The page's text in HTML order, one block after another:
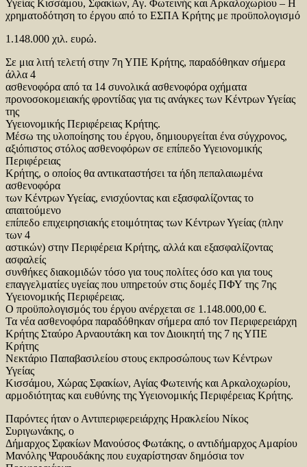
Υγείας Κισσάμου, Σφακίων, Αγ. Φωτεινής και Αρκαλοχωρίου – Η
χρηματοδότηση το έργου από το ΕΣΠΑ Κρήτης με προϋπολογισμό
1.148.000 χιλ. ευρώ.
Σε μια λιτή τελετή στην 7η ΥΠΕ Κρήτης, παραδόθηκαν σήμερα
άλλα 4
ασθενοφόρα από τα 14 συνολικά ασθενοφόρα οχήματα
προνοσοκομειακής φροντίδας για τις ανάγκες των Κέντρων Υγείας
της
Υγειονομικής Περιφέρειας Κρήτης.
Μέσω της υλοποίησης του έργου, δημιουργείται ένα σύγχρονος,
αξιόπιστος στόλος ασθενοφόρων σε επίπεδο Υγειονομικής
Περιφέρειας
Κρήτης, ο οποίος θα αντικαταστήσει τα ήδη πεπαλαιωμένα
ασθενοφόρα
των Κέντρων Υγείας, ενισχύοντας και εξασφαλίζοντας το
απαιτούμενο
επίπεδο επιχειρησιακής ετοιμότητας των Κέντρων Υγείας (πλην
των 4
αστικών) στην Περιφέρεια Κρήτης, αλλά και εξασφαλίζοντας
ασφαλείς
συνθήκες διακομιδών τόσο για τους πολίτες όσο και για τους
επαγγελματίες υγείας που υπηρετούν στις δομές ΠΦΥ της 7ης
Υγειονομικής Περιφέρειας.
Ο προϋπολογισμός του έργου ανέρχεται σε 1.148.000,00 €.
Τα νέα ασθενοφόρα παραδόθηκαν σήμερα από τον Περιφερειάρχη
Κρήτης Σταύρο Αρναουτάκη και τον Διοικητή της 7 ης ΥΠΕ
Κρήτης
Νεκτάριο Παπαβασιλείου στους εκπροσώπους των Κέντρων
Υγείας
Κισσάμου, Χώρας Σφακίων, Αγίας Φωτεινής και Αρκαλοχωρίου,
αρμοδιότητας και ευθύνης της Υγειονομικής Περιφέρειας Κρήτης.
Παρόντες ήταν ο Αντιπεριφερειάρχης Ηρακλείου Νίκος
Συριγωνάκης, ο
Δήμαρχος Σφακίων Μανούσος Φωτάκης, ο αντιδήμαρχος Αμαρίου
Μανόλης Ψαρουδάκης που ευχαρίστησαν δημόσια τον